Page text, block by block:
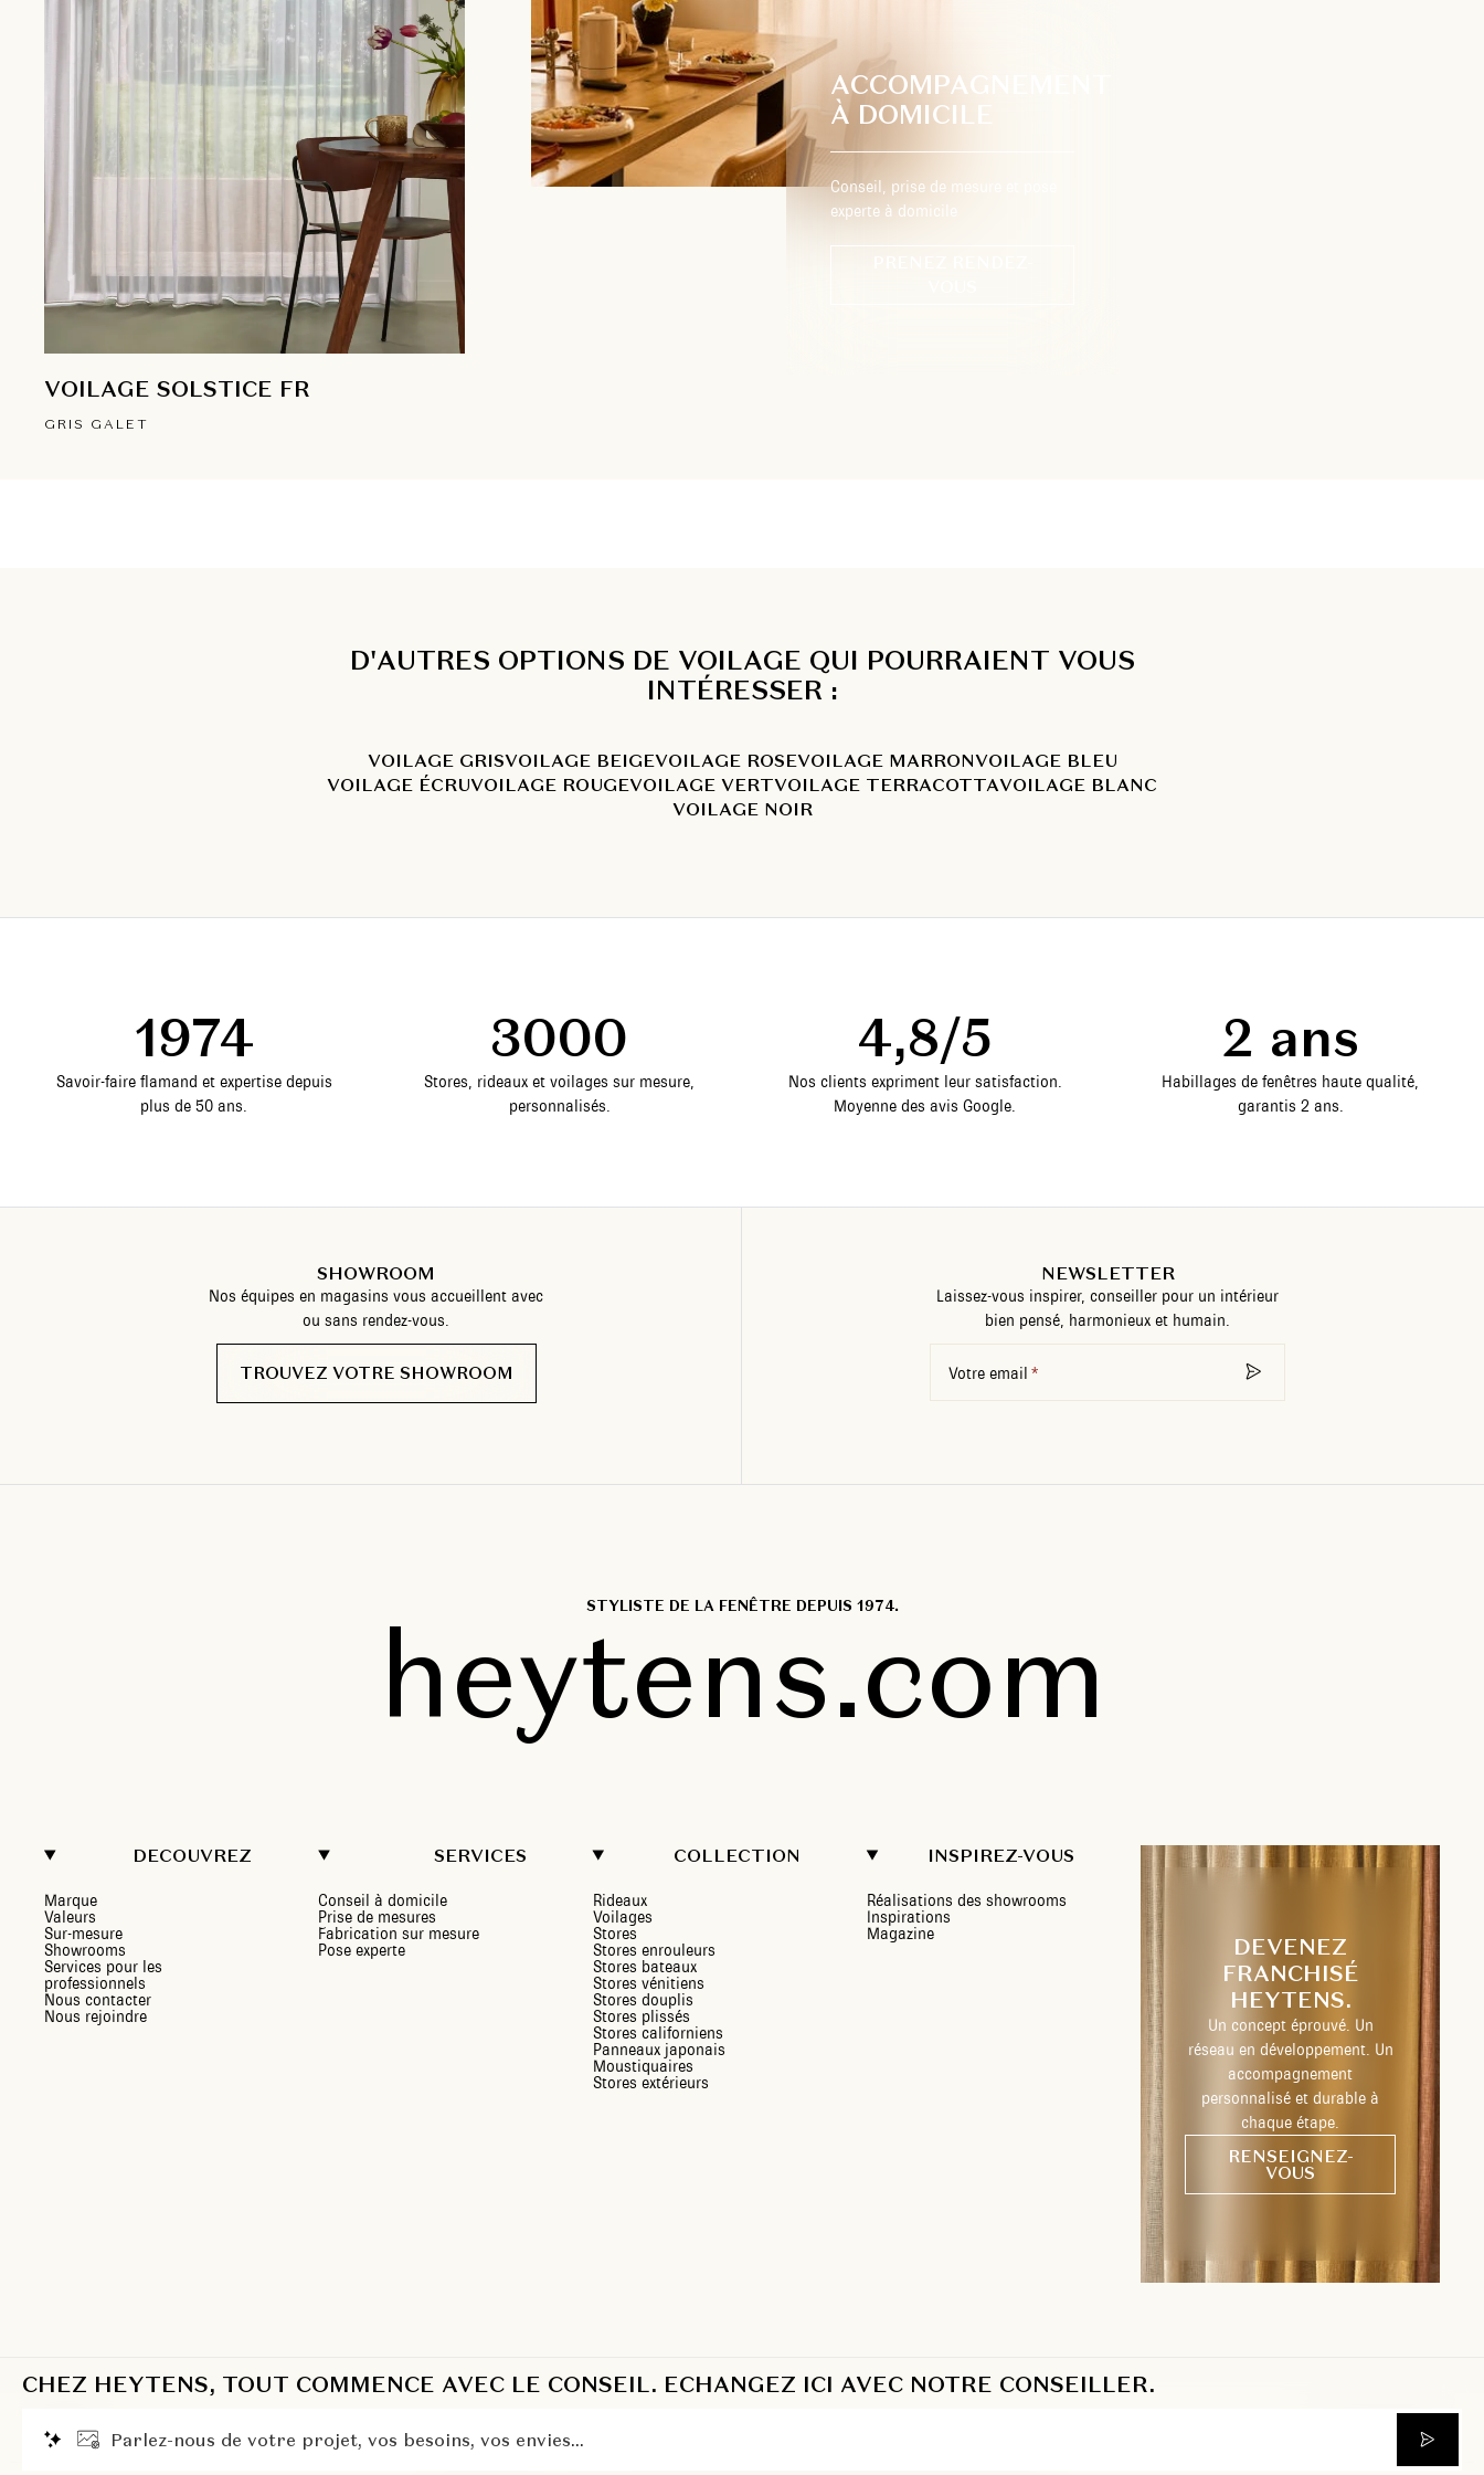
CHEZ HEYTENS, TOUT COMMENCE AVEC LE CONSEIL. ECHANGEZ ICI AVEC NOTRE CONSEILLER.
Parlez-nous de votre projet, vos besoins, vos envies...
VOILAGE SOLSTICE FR
GRIS GALET
ACCOMPAGNEMENT
À DOMICILE
Conseil, prise de mesure et pose
experte à domicile
D'AUTRES OPTIONS DE VOILAGE QUI POURRAIENT VOUS
INTÉRESSER :
VOILAGE GRISVOILAGE BEIGEVOILAGE ROSEVOILAGE MARRONVOILAGE BLEU
VOILAGE ÉCRUVOILAGE ROUGEVOILAGE VERTVOILAGE TERRACOTTAVOILAGE BLANC
VOILAGE NOIR
1974
Savoir-faire flamand et expertise depuis
plus de 50 ans.
3000
Stores, rideaux et voilages sur mesure,
personnalisés.
4,8/5
Nos clients expriment leur satisfaction.
Moyenne des avis Google.
2 ans
Habillages de fenêtres haute qualité,
garantis 2 ans.
SHOWROOM
Nos équipes en magasins vous accueillent avec
ou sans rendez-vous.
TROUVEZ VOTRE SHOWROOM
NEWSLETTER
Laissez-vous inspirer, conseiller pour un intérieur
bien pensé, harmonieux et humain.
Votre email
STYLISTE DE LA FENÊTRE DEPUIS 1974.
heytens.com
DECOUVREZ
Marque
Valeurs
Sur-mesure
Showrooms
Services pour les
professionnels
Nous contacter
Nous rejoindre
SERVICES
Conseil à domicile
Prise de mesures
Fabrication sur mesure
Pose experte
COLLECTION
Rideaux
Voilages
Stores
Stores enrouleurs
Stores bateaux
Stores vénitiens
Stores douplis
Stores plissés
Stores californiens
Panneaux japonais
Moustiquaires
Stores extérieurs
INSPIREZ-VOUS
Réalisations des showrooms
Inspirations
Magazine
DEVENEZ
FRANCHISÉ
HEYTENS.
Un concept éprouvé. Un
réseau en développement. Un
accompagnement
personnalisé et durable à
chaque étape.
RENSEIGNEZ-
VOUS
FR